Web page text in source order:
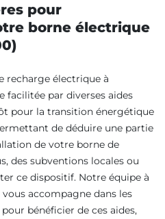
pour
borne électrique
recharge électrique à
facilitée par diverses aides
pour la transition énergétique
de déduire une partie
de votre borne de
des subventions locales ou
ce dispositif. Notre équipe à
accompagne dans les
bénéficier de ces aides,